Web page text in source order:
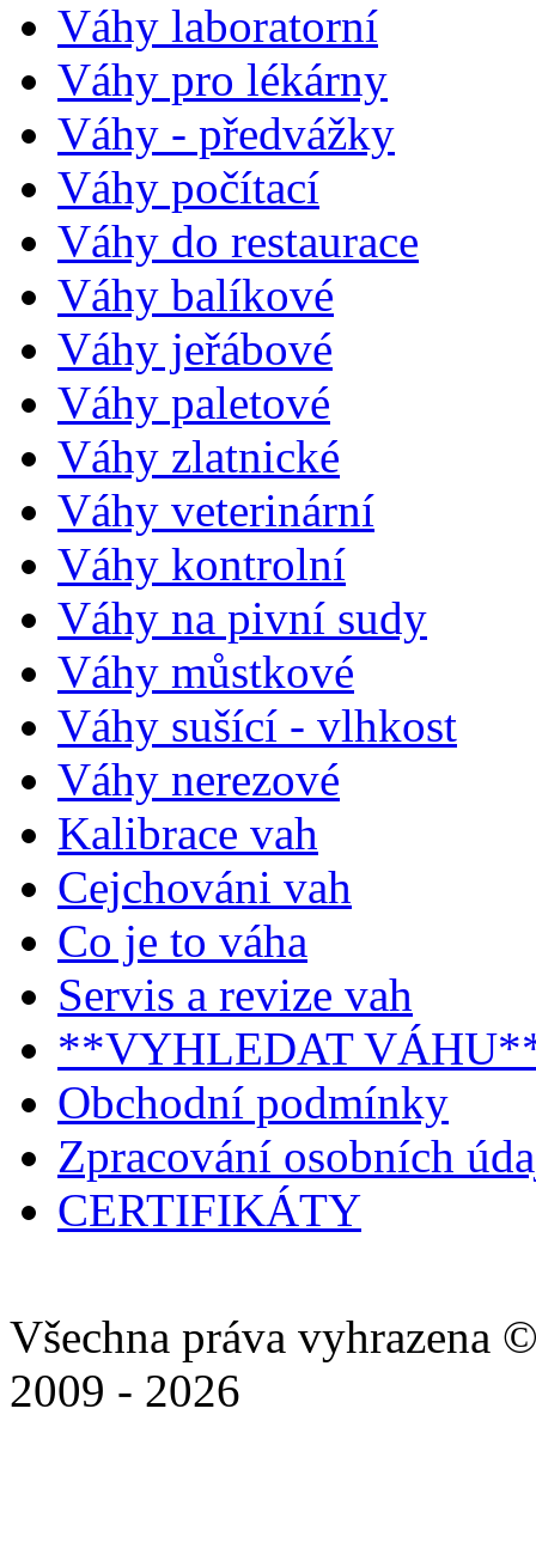
Váhy laboratorní
Váhy pro lékárny
Váhy - předvážky
Váhy počítací
Váhy do restaurace
Váhy balíkové
Váhy jeřábové
Váhy paletové
Váhy zlatnické
Váhy veterinární
Váhy kontrolní
Váhy na pivní sudy
Váhy můstkové
Váhy sušící - vlhkost
Váhy nerezové
Kalibrace vah
Cejchováni vah
Co je to váha
Servis a revize vah
**VYHLEDAT
Obchodní podmínky
Zpracování osobních
CERTIFIKÁTY
Všechna práva
2009 - 2026